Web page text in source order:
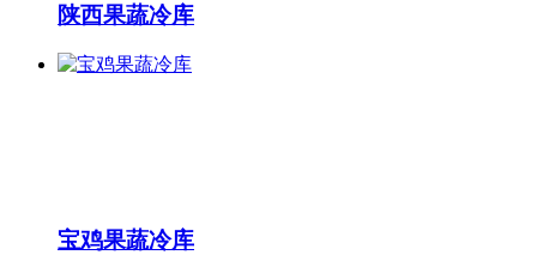
陕西果蔬冷库
宝鸡果蔬冷库